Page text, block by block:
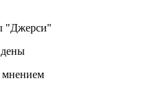
"Джерси"
мнением